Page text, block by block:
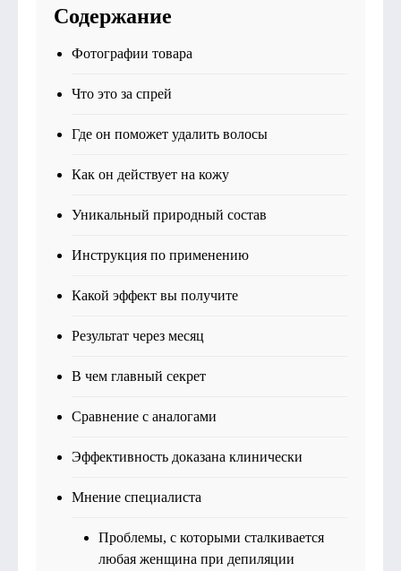
Содержание
Фотографии товара
Что это за спрей
Где он поможет удалить волосы
Как он действует на кожу
Уникальный природный состав
Инструкция по применению
Какой эффект вы получите
Результат через месяц
В чем главный секрет
Сравнение с аналогами
Эффективность доказана клинически
Мнение специалиста
Проблемы, с которыми сталкивается
любая женщина при депиляции